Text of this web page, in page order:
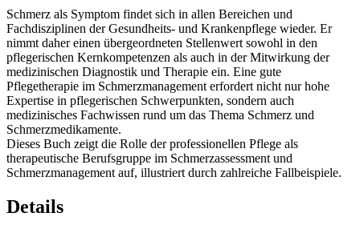
Schmerz als Symptom findet sich in allen Bereichen und
Fachdisziplinen der Gesundheits- und Krankenpflege wieder. Er
nimmt daher einen übergeordneten Stellenwert sowohl in den
pflegerischen Kernkompetenzen als auch in der Mitwirkung der
medizinischen Diagnostik und Therapie ein. Eine gute
Pflegetherapie im Schmerzmanagement erfordert nicht nur hohe
Expertise in pflegerischen Schwerpunkten, sondern auch
medizinisches Fachwissen rund um das Thema Schmerz und
Schmerzmedikamente.
Dieses Buch zeigt die Rolle der professionellen Pflege als
therapeutische Berufsgruppe im Schmerzassessment und
Schmerzmanagement auf, illustriert durch zahlreiche Fallbeispiele.
Details